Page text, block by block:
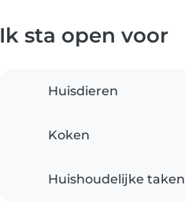
Ik sta open voor
Huisdieren
Koken
Huishoudelijke taken